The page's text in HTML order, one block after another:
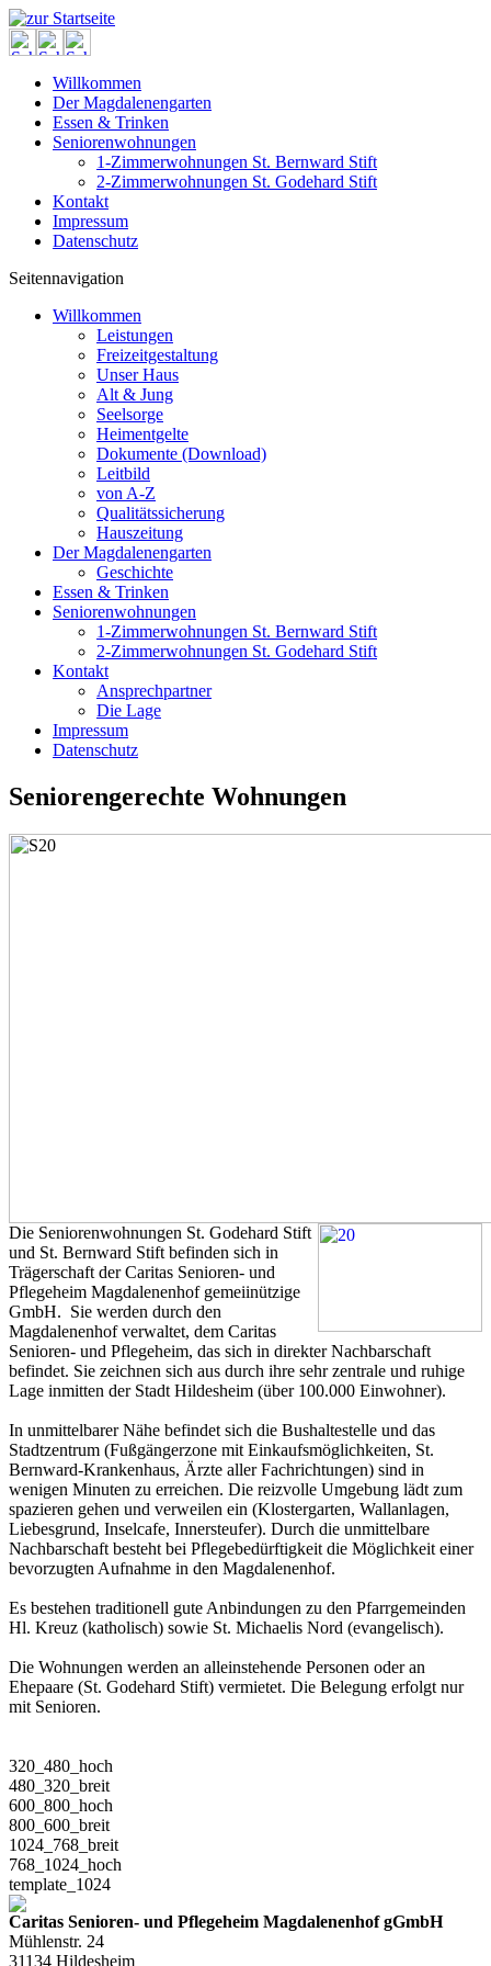
Willkommen
Der Magdalenengarten
Essen & Trinken
Seniorenwohnungen
1-Zimmerwohnungen St. Bernward Stift
2-Zimmerwohnungen St. Godehard Stift
Kontakt
Impressum
Datenschutz
Seitennavigation
Willkommen
Leistungen
Freizeitgestaltung
Unser Haus
Alt & Jung
Seelsorge
Heimentgelte
Dokumente (Download)
Leitbild
von A-Z
Qualitätssicherung
Hauszeitung
Der Magdalenengarten
Geschichte
Essen & Trinken
Seniorenwohnungen
1-Zimmerwohnungen St. Bernward Stift
2-Zimmerwohnungen St. Godehard Stift
Kontakt
Ansprechpartner
Die Lage
Impressum
Datenschutz
Seniorengerechte Wohnungen
Die Seniorenwohnungen St. Godehard Stift
und St. Bernward Stift befinden sich in
Trägerschaft der Caritas Senioren- und
Pflegeheim Magdalenenhof gemeiinützige
GmbH. Sie werden durch den
Magdalenenhof verwaltet, dem Caritas
Senioren- und Pflegeheim, das sich in direkter Nachbarschaft
befindet. Sie zeichnen sich aus durch ihre sehr zentrale und ruhige
Lage inmitten der Stadt Hildesheim (über 100.000 Einwohner).
In unmittelbarer Nähe befindet sich die Bushaltestelle und das
Stadtzentrum (Fußgängerzone mit Einkaufsmöglichkeiten, St.
Bernward-Krankenhaus, Ärzte aller Fachrichtungen) sind in
wenigen Minuten zu erreichen. Die reizvolle Umgebung lädt zum
spazieren gehen und verweilen ein (Klostergarten, Wallanlagen,
Liebesgrund, Inselcafe, Innersteufer). Durch die unmittelbare
Nachbarschaft besteht bei Pflegebedürftigkeit die Möglichkeit einer
bevorzugten Aufnahme in den Magdalenenhof.
Es bestehen traditionell gute Anbindungen zu den Pfarrgemeinden
Hl. Kreuz (katholisch) sowie St. Michaelis Nord (evangelisch).
Die Wohnungen werden an alleinstehende Personen oder an
Ehepaare (St. Godehard Stift) vermietet. Die Belegung erfolgt nur
mit Senioren.
320_480_hoch
480_320_breit
600_800_hoch
800_600_breit
1024_768_breit
768_1024_hoch
template_1024
Caritas Senioren- und Pflegeheim Magdalenenhof gGmbH
Mühlenstr. 24
31134 Hildesheim